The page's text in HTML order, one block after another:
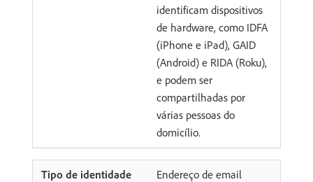
identificam dispositivos
de hardware, como IDFA
(iPhone e iPad), GAID
(Android) e RIDA (Roku),
e podem ser
compartilhadas por
várias pessoas do
domicílio.
Endereço de email